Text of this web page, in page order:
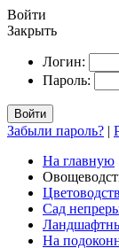
Войти
Закрыть
Логин:
Пароль:
Войти
Забыли пароль? |
На главную
Сад
На